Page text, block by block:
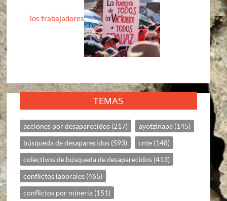
los trabajadores
TEMAS
acciones por desaparecidos (217) ayotzinapa (145)
búsqueda de desaparecidos (593) cnte (148)
colectivos de búsqueda de desaparecidos (413)
conflictos laborales (465)
conflictos por mineria (151)